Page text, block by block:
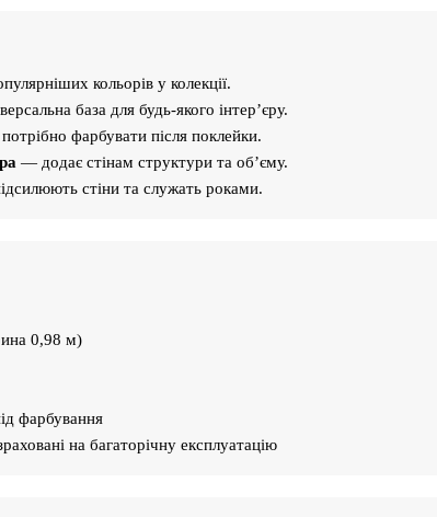
кольорів у колекції.
база для будь-якого інтер’єру.
фарбувати після поклейки.
— додає стінам структури та об’єму.
стіни та служать роками.
0,98 м)
фарбування
на багаторічну експлуатацію